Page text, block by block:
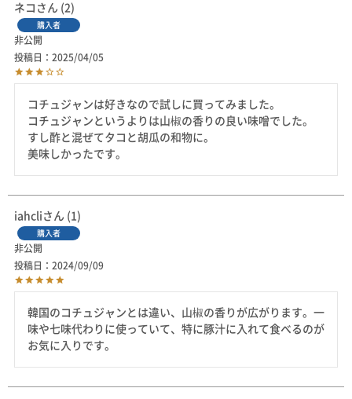
ネコ 2
購入者
非公開
投稿日
2025/04/05
コチュジャンは好きなので試しに買ってみました。
コチュジャンというよりは山椒の香りの良い味噌でした。
すし酢と混ぜてタコと胡瓜の和物に。
美味しかったです。
iahcli 1
購入者
非公開
投稿日
2024/09/09
韓国のコチュジャンとは違い、山椒の香りが広がります。一
味や七味代わりに使っていて、特に豚汁に入れて食べるのが
お気に入りです。